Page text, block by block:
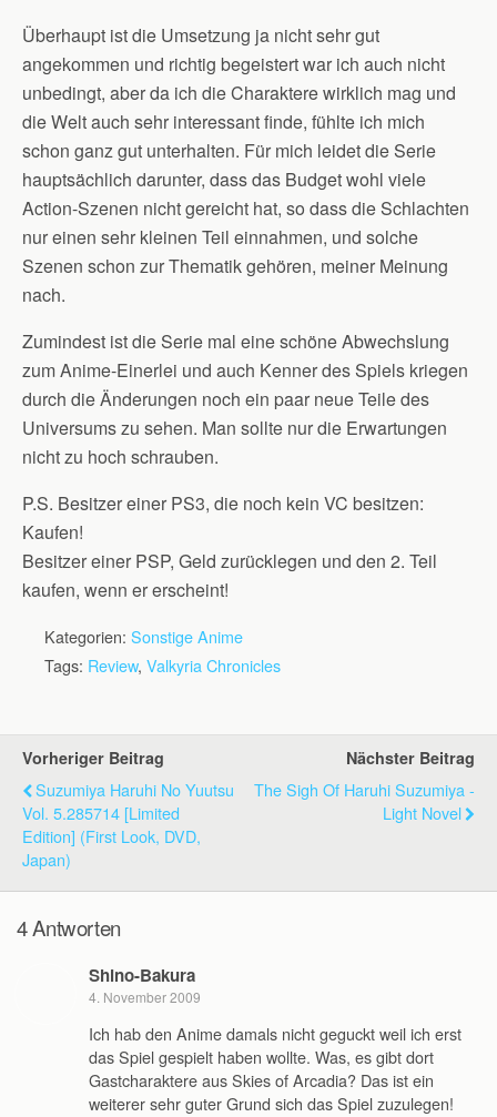
Überhaupt ist die Umsetzung ja nicht sehr gut
angekommen und richtig begeistert war ich auch nicht
unbedingt, aber da ich die Charaktere wirklich mag und
die Welt auch sehr interessant finde, fühlte ich mich
schon ganz gut unterhalten. Für mich leidet die Serie
hauptsächlich darunter, dass das Budget wohl viele
Action-Szenen nicht gereicht hat, so dass die Schlachten
nur einen sehr kleinen Teil einnahmen, und solche
Szenen schon zur Thematik gehören, meiner Meinung
nach.
Zumindest ist die Serie mal eine schöne Abwechslung
zum Anime-Einerlei und auch Kenner des Spiels kriegen
durch die Änderungen noch ein paar neue Teile des
Universums zu sehen. Man sollte nur die Erwartungen
nicht zu hoch schrauben.
P.S. Besitzer einer PS3, die noch kein VC besitzen:
Kaufen!
Besitzer einer PSP, Geld zurücklegen und den 2. Teil
kaufen, wenn er erscheint!
Kategorien: Sonstige Anime
Tags: Review, Valkyria Chronicles
Vorheriger Beitrag
Suzumiya Haruhi No Yuutsu
Vol. 5.285714 [Limited
Edition] (First Look, DVD,
Japan)
Nächster Beitrag
The Sigh Of Haruhi Suzumiya -
Light Novel
4 Antworten
Shino-Bakura
4. November 2009
Ich hab den Anime damals nicht geguckt weil ich erst
das Spiel gespielt haben wollte. Was, es gibt dort
Gastcharaktere aus Skies of Arcadia? Das ist ein
weiterer sehr guter Grund sich das Spiel zuzulegen!